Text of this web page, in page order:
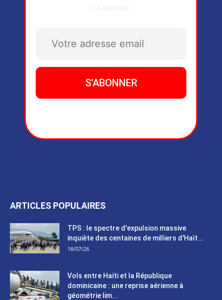
ARTICLES POPULAIRES
TPS : le spectre d'expulsion massive
inquiète des centaines de milliers d'Haït...
18/07/26
Vols entre Haïti et la République
dominicaine : une reprise aérienne à
géométrie lim...